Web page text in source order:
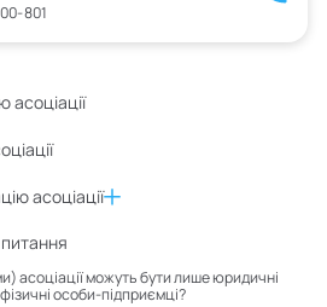
801
асоціації
питання
асоціації можуть бути лише юридичні
особи-підприємці?